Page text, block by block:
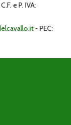
e P. IVA:
- PEC: